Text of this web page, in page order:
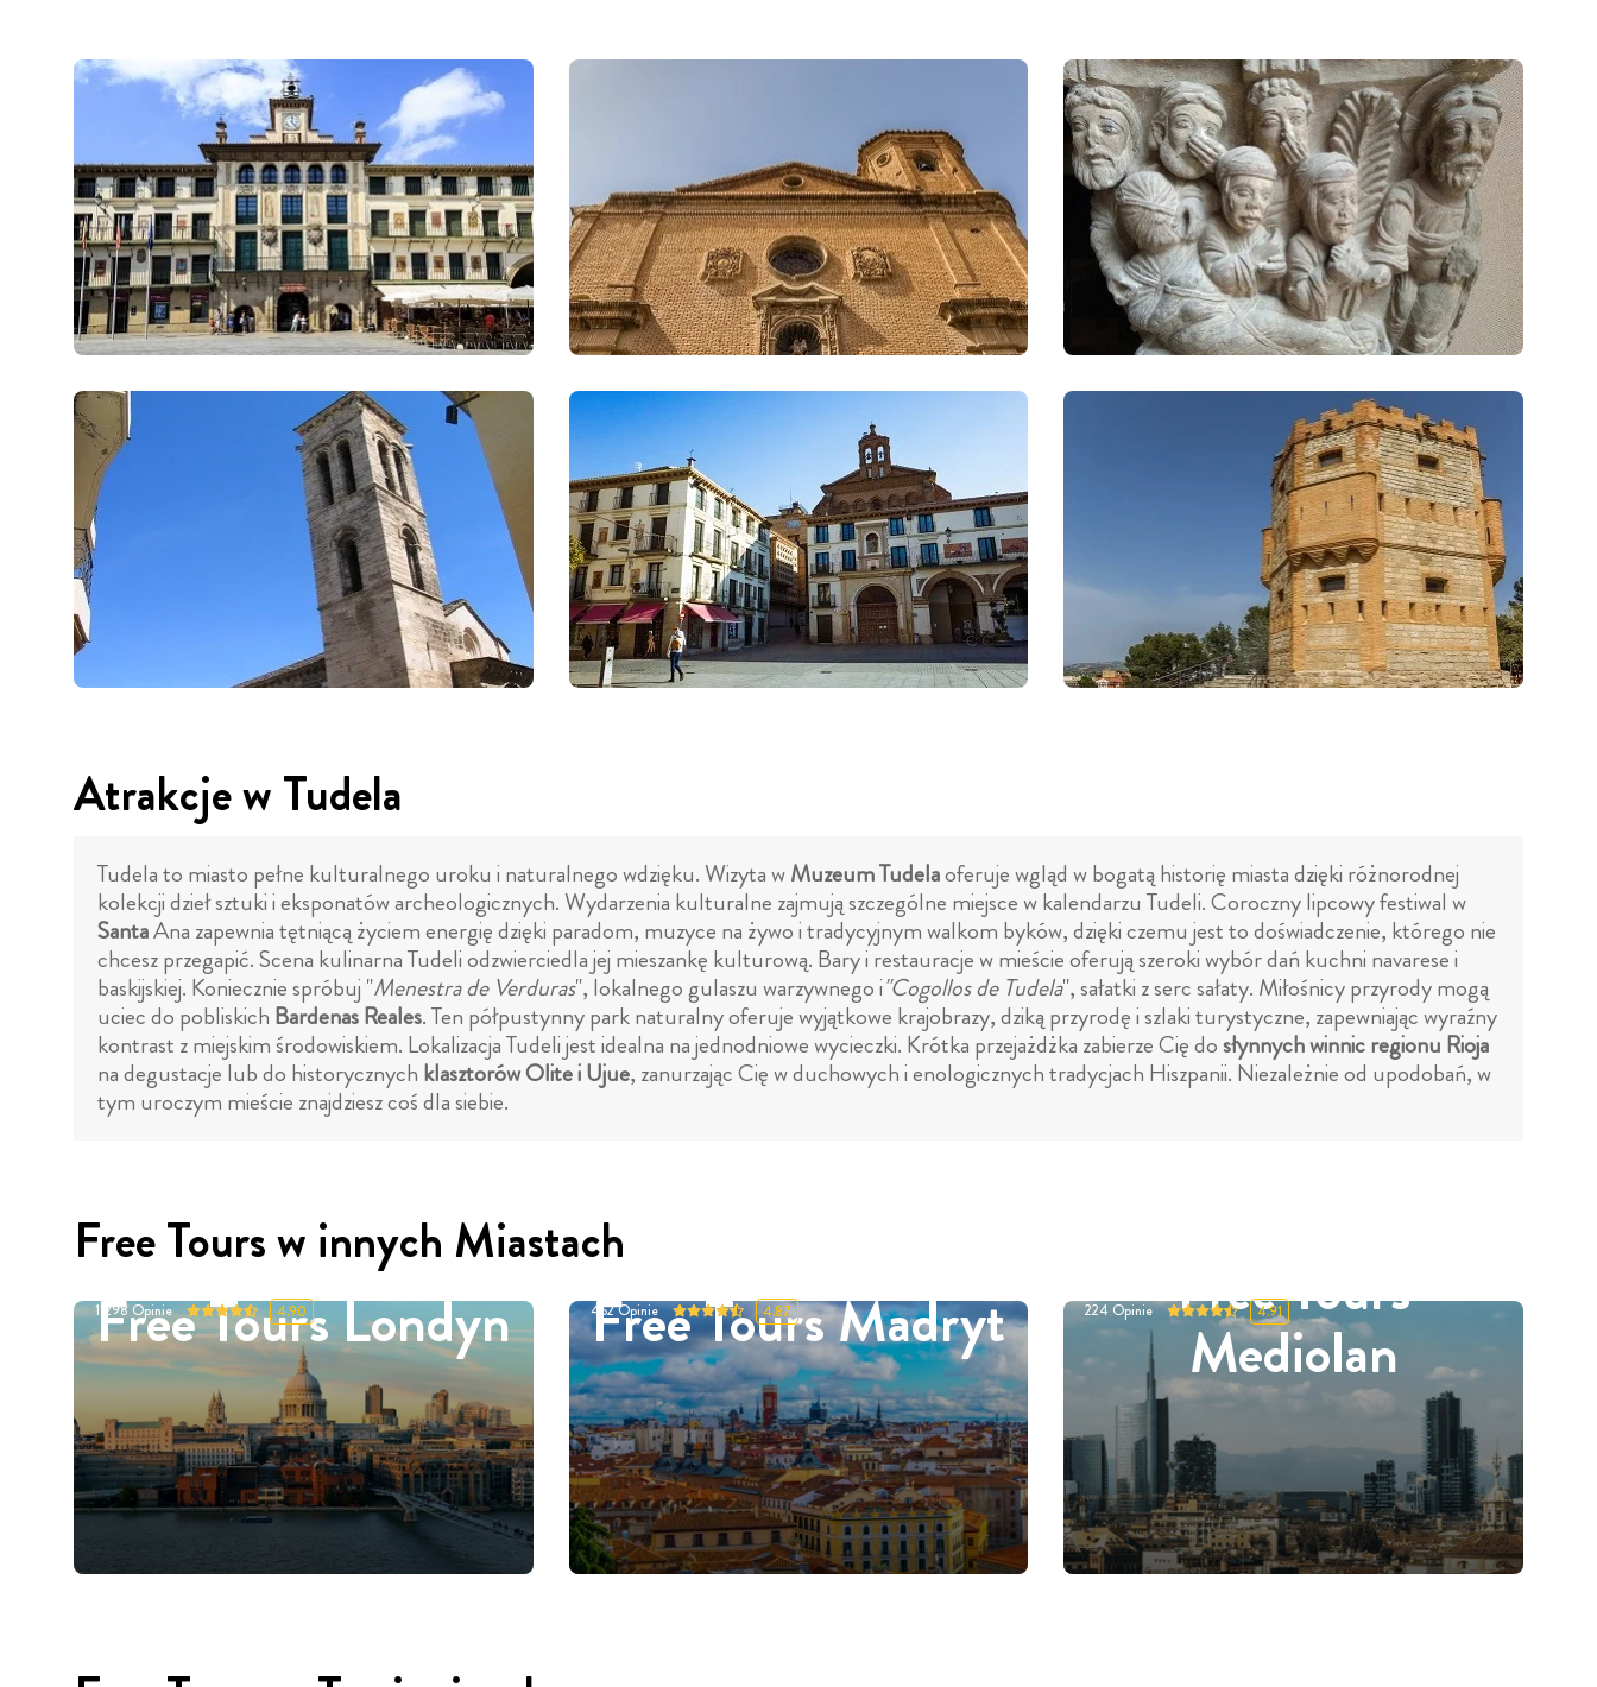
Atrakcje w Tudela
Tudela to miasto pełne kulturalnego uroku i naturalnego wdzięku. Wizyta wMuzeum Tudelaoferuje wgląd w bogatą historię miasta dzięki różnorodnej
kolekcji dzieł sztuki i eksponatów archeologicznych. Wydarzenia kulturalne zajmują szczególne miejsce w kalendarzu Tudeli. Coroczny lipcowy festiwal w
SantaAna zapewnia tętniącą życiem energię dzięki paradom, muzyce na żywo i tradycyjnym walkom byków, dzięki czemu jest to doświadczenie, którego nie
chcesz przegapić. Scena kulinarna Tudeli odzwierciedla jej mieszankę kulturową. Bary i restauracje w mieście oferują szeroki wybór dań kuchni navarese i
baskijskiej. Koniecznie spróbuj "Menestra de Verduras", lokalnego gulaszu warzywnego i"Cogollos de Tudela", sałatki z serc sałaty. Miłośnicy przyrody mogą
uciec do pobliskich Bardenas Reales. Ten półpustynny park naturalny oferuje wyjątkowe krajobrazy, dziką przyrodę i szlaki turystyczne, zapewniając wyraźny
kontrast z miejskim środowiskiem. Lokalizacja Tudeli jest idealna na jednodniowe wycieczki. Krótka przejażdżka zabierze Cię dosłynnych winnic regionu Rioja
na degustacje lub do historycznych klasztorów Olite i Ujue, zanurzając Cię w duchowych i enologicznych tradycjach Hiszpanii. Niezależnie od upodobań, w
tym uroczym mieście znajdziesz coś dla siebie.
Free Tours w innych Miastach
Free Tours Londyn
11298 Opinie 4.90 Free Tours Madryt
452Opinie 4.87 Free Tours
Mediolan
224 Opinie 4.91